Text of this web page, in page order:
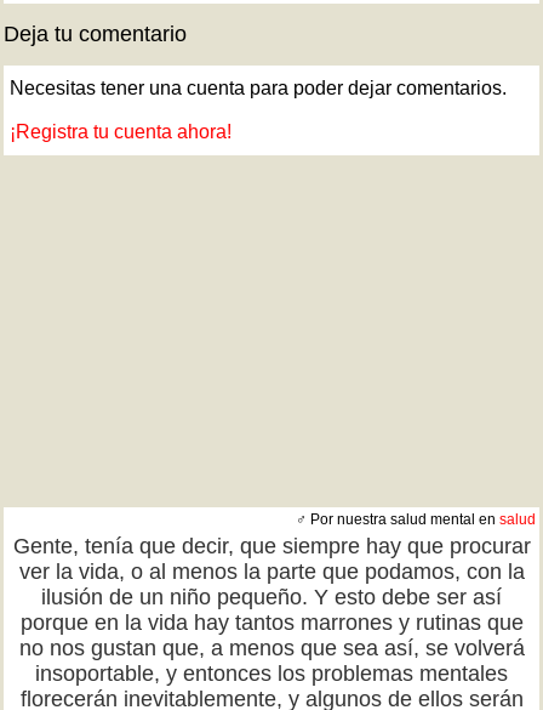
Deja tu comentario
Necesitas tener una cuenta para poder dejar comentarios.
¡Registra tu cuenta ahora!
♂ Por nuestra salud mental en salud
Gente, tenía que decir, que siempre hay que procurar
ver la vida, o al menos la parte que podamos, con la
ilusión de un niño pequeño. Y esto debe ser así
porque en la vida hay tantos marrones y rutinas que
no nos gustan que, a menos que sea así, se volverá
insoportable, y entonces los problemas mentales
florecerán inevitablemente, y algunos de ellos serán